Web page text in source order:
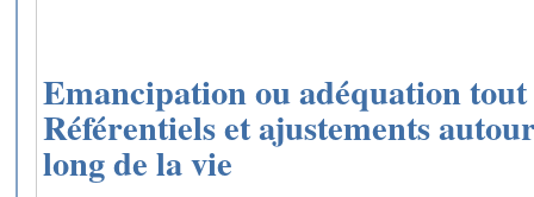
Emancipation ou adéquation
Référentiels et ajustements
long de la vie